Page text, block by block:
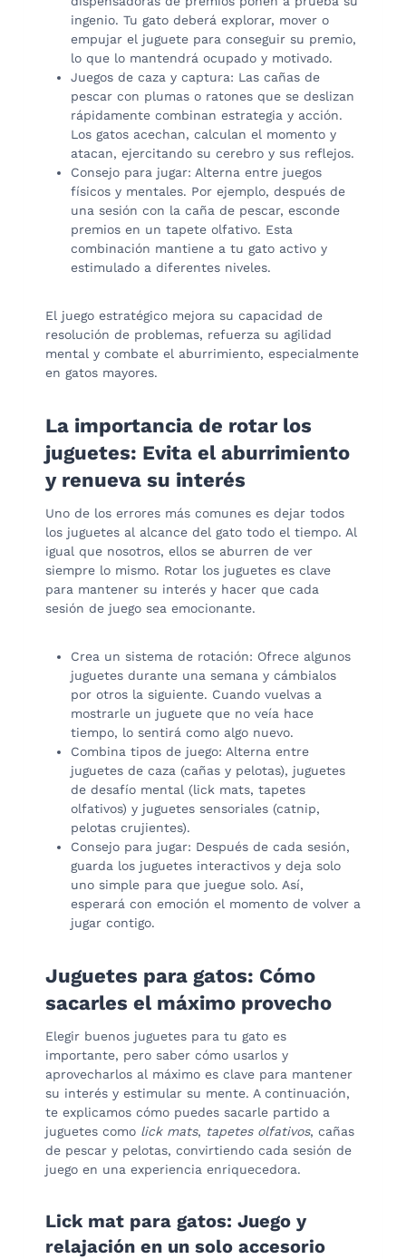
ingenio. Tu gato deberá explorar, mover o
empujar el juguete para conseguir su premio,
lo que lo mantendrá ocupado y motivado.
Juegos de caza y captura: Las cañas de
pescar con plumas o ratones que se deslizan
rápidamente combinan estrategia y acción.
Los gatos acechan, calculan el momento y
atacan, ejercitando su cerebro y sus reflejos.
Consejo para jugar: Alterna entre juegos
físicos y mentales. Por ejemplo, después de
una sesión con la caña de pescar, esconde
premios en un tapete olfativo. Esta
combinación mantiene a tu gato activo y
estimulado a diferentes niveles.
El juego estratégico mejora su capacidad de
resolución de problemas, refuerza su agilidad
mental y combate el aburrimiento, especialmente
en gatos mayores.
La importancia de rotar los
juguetes: Evita el aburrimiento
y renueva su interés
Uno de los errores más comunes es dejar todos
los juguetes al alcance del gato todo el tiempo. Al
igual que nosotros, ellos se aburren de ver
siempre lo mismo. Rotar los juguetes es clave
para mantener su interés y hacer que cada
sesión de juego sea emocionante.
Crea un sistema de rotación: Ofrece algunos
juguetes durante una semana y cámbialos
por otros la siguiente. Cuando vuelvas a
mostrarle un juguete que no veía hace
tiempo, lo sentirá como algo nuevo.
Combina tipos de juego: Alterna entre
juguetes de caza (cañas y pelotas), juguetes
de desafío mental (lick mats, tapetes
olfativos) y juguetes sensoriales (catnip,
pelotas crujientes).
Consejo para jugar: Después de cada sesión,
guarda los juguetes interactivos y deja solo
uno simple para que juegue solo. Así,
esperará con emoción el momento de volver a
jugar contigo.
Juguetes para gatos: Cómo
sacarles el máximo provecho
Elegir buenos juguetes para tu gato es
importante, pero saber cómo usarlos y
aprovecharlos al máximo es clave para mantener
su interés y estimular su mente. A continuación,
te explicamos cómo puedes sacarle partido a
juguetes como lick mats, tapetes olfativos, cañas
de pescar y pelotas, convirtiendo cada sesión de
juego en una experiencia enriquecedora.
Lick mat para gatos: Juego y
relajación en un solo accesorio